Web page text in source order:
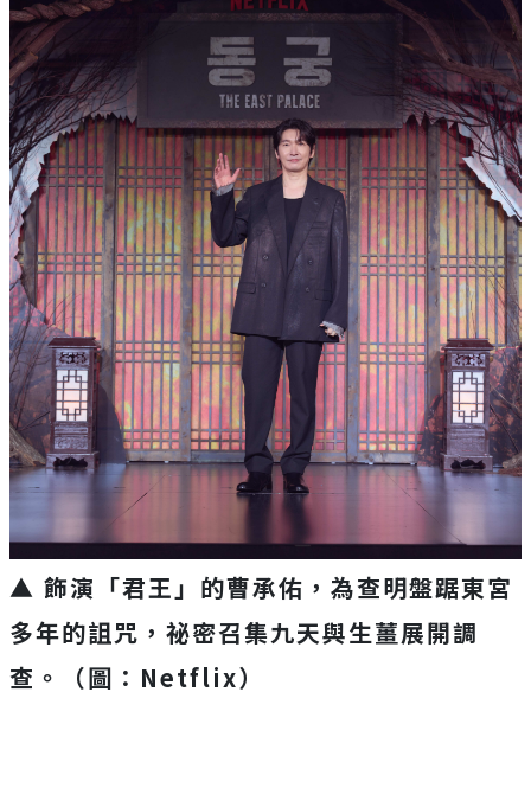
▲ 飾演「君王」的曹承佑，為查明盤踞東宮
多年的詛咒， 祕密召集九天與生薑展開調
查。（圖：Netflix）